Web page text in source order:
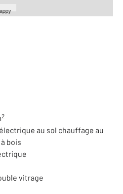
2
au sol chauffage au
bois
vitrage